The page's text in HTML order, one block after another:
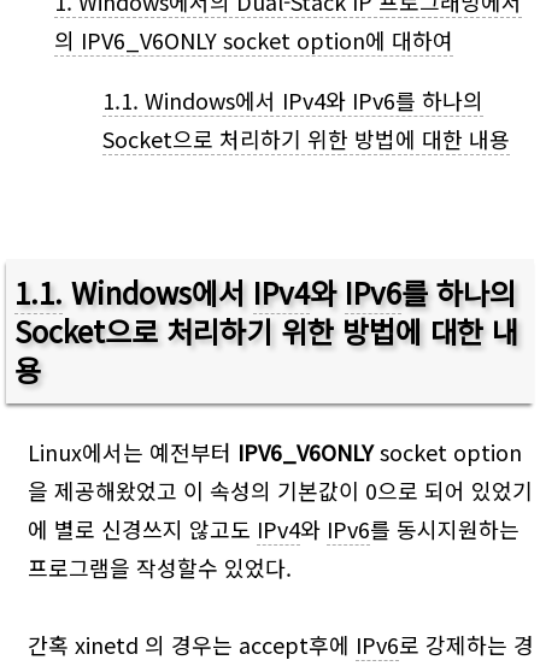
의 IPV6_V6ONLY socket option에 대하여
1.1. Windows에서 IPv4와 IPv6를 하나의
Socket으로 처리하기 위한 방법에 대한 내용
1.1. Windows에서 IPv4와 IPv6를 하나의
Socket으로 처리하기 위한 방법에 대한 내
용
Linux에서는 예전부터 IPV6_V6ONLYsocket option
을 제공해왔었고 이 속성의 기본값이 0으로 되어 있었기
에 별로 신경쓰지 않고도 IPv4와 IPv6를 동시지원하는
프로그램을 작성할수 있었다.
간혹 xinetd 의 경우는 accept후에 IPv6로 강제하는 경